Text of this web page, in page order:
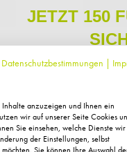
Datenschutzbestimmungen |
anzuzeigen und Ihnen ein
wir auf unserer Seite Cookies
Sie einsehen, welche Dienste wir
der Einstellungen, selbst
JETZT 150
Sie sich zu
regelmäßig exklusive
Pflege, neue Produkte
kleines Dankeschön für
150 Fuchstaler*, die
Einkauf